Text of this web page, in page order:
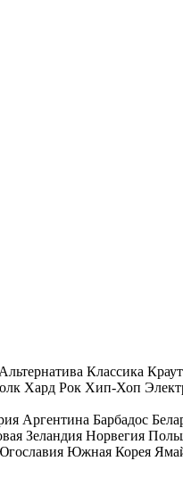
Классика
Хард Рок Хип-Хоп
Аргентина Барбадос
Зеландия Норвегия
Южная Корея